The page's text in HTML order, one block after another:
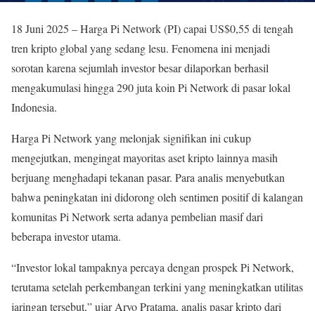
18 Juni 2025 – Harga Pi Network (PI) capai US$0,55 di tengah
tren kripto global yang sedang lesu. Fenomena ini menjadi
sorotan karena sejumlah investor besar dilaporkan berhasil
mengakumulasi hingga 290 juta koin Pi Network di pasar lokal
Indonesia.
Harga Pi Network yang melonjak signifikan ini cukup
mengejutkan, mengingat mayoritas aset kripto lainnya masih
berjuang menghadapi tekanan pasar. Para analis menyebutkan
bahwa peningkatan ini didorong oleh sentimen positif di kalangan
komunitas Pi Network serta adanya pembelian masif dari
beberapa investor utama.
“Investor lokal tampaknya percaya dengan prospek Pi Network,
terutama setelah perkembangan terkini yang meningkatkan utilitas
jaringan tersebut,” ujar Aryo Pratama, analis pasar kripto dari